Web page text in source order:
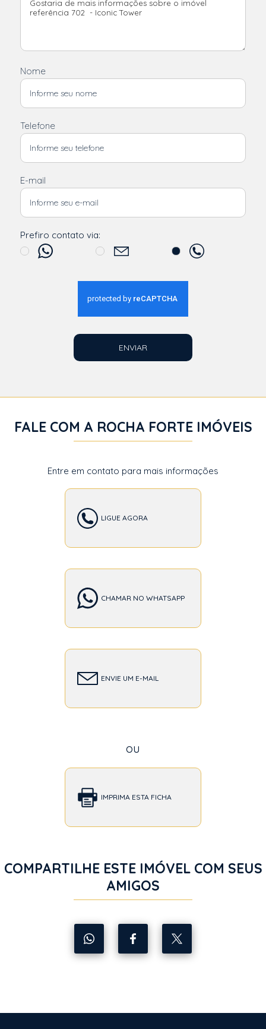
Nome
Telefone
E-mail
Prefiro contato via:
ENVIAR
FALE COM A ROCHA FORTE IMÓVEIS
Entre em contato para mais informações
LIGUE AGORA
CHAMAR NO WHATSAPP
ENVIE UM E-MAIL
ou
IMPRIMA ESTA FICHA
COMPARTILHE ESTE IMÓVEL COM SEUS
AMIGOS